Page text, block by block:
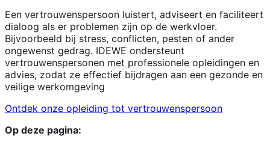
Een vertrouwenspersoon luistert, adviseert en faciliteert
dialoog als er problemen zijn op de werkvloer.
Bijvoorbeeld bij stress, conflicten, pesten of ander
ongewenst gedrag. IDEWE ondersteunt
vertrouwenspersonen met professionele opleidingen en
advies, zodat ze effectief bijdragen aan een gezonde en
veilige werkomgeving
Ontdek onze opleiding tot vertrouwenspersoon
Op deze pagina: